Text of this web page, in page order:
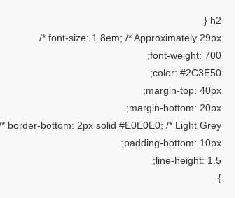
h2 {
font-size: 1.8em; /* Approximately 29px */
font-weight: 700;
color: #2C3E50;
margin-top: 40px;
margin-bottom: 20px;
border-bottom: 2px solid #E0E0E0; /* Light Grey */
padding-bottom: 10px;
line-height: 1.5;
}